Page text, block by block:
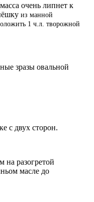
очень липнет к
из манной
1 ч.л. творожной
зразы овальной
с двух сторон.
на разогретой
масле до